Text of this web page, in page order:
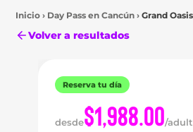
Inicio › Day Pass en Cancún › Grand
Volver a resultados
Reserva tu día
desde$1,988.00/